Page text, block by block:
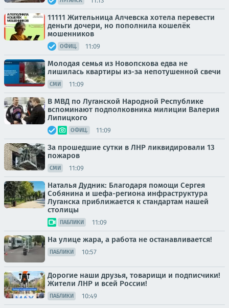
11111 Жительница Алчевска хотела перевести
деньги дочери, но пополнила кошелёк
мошенников
ОФИЦ. 11:09
Молодая семья из Новопскова едва не
лишилась квартиры из-за непотушенной свечи
СМИ 11:09
В МВД по Луганской Народной Республике
вспоминают подполковника милиции Валерия
Липицкого
ОФИЦ. 11:09
За прошедшие сутки в ЛНР ликвидировали 13
пожаров
СМИ 11:09
Наталья Дудник: Благодаря помощи Сергея
Собянина и шефа-региона инфраструктура
Луганска приближается к стандартам нашей
столицы
ПАБЛИКИ 11:09
На улице жара, а работа не останавливается!
ПАБЛИКИ 10:57
Дорогие наши друзья, товарищи и подписчики!
Жители ЛНР и всей России!
ПАБЛИКИ 10:49